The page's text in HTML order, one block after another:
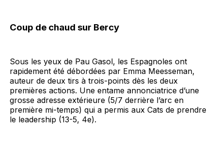
Coup de chaud sur Bercy
Sous les yeux de Pau Gasol, les Espagnoles ont
rapidement été débordées par Emma Meesseman,
auteur de deux tirs à trois-points dès les deux
premières actions. Une entame annonciatrice d’une
grosse adresse extérieure (5/7 derrière l’arc en
première mi-temps) qui a permis aux Cats de prendre
le leadership (13-5, 4e).